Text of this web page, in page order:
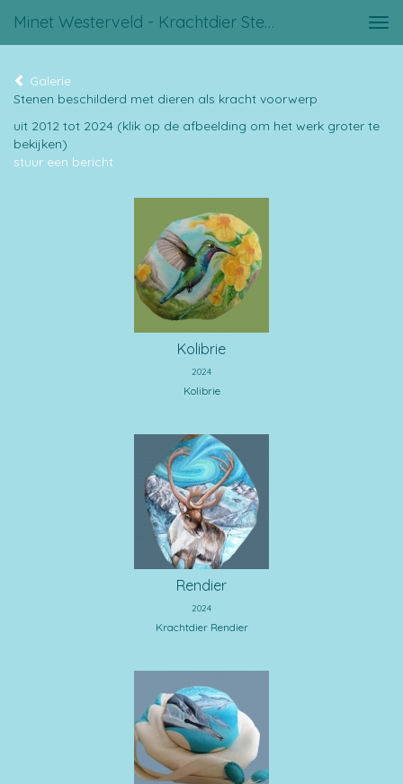
Minet Westerveld - Krachtdier Stenen
Galerie
Stenen beschilderd met dieren als kracht voorwerp
uit 2012 tot 2024 (klik op de afbeelding om het werk groter te
bekijken)
stuur een bericht
Kolibrie
2024
Kolibrie
Rendier
2024
Krachtdier Rendier